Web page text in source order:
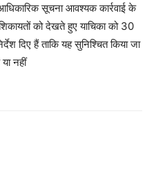
सूचना आवश्यक कार्रवाई के
को देखते हुए याचिका को 30
दिए हैं ताकि यह सुनिश्चित किया जा
नहीं